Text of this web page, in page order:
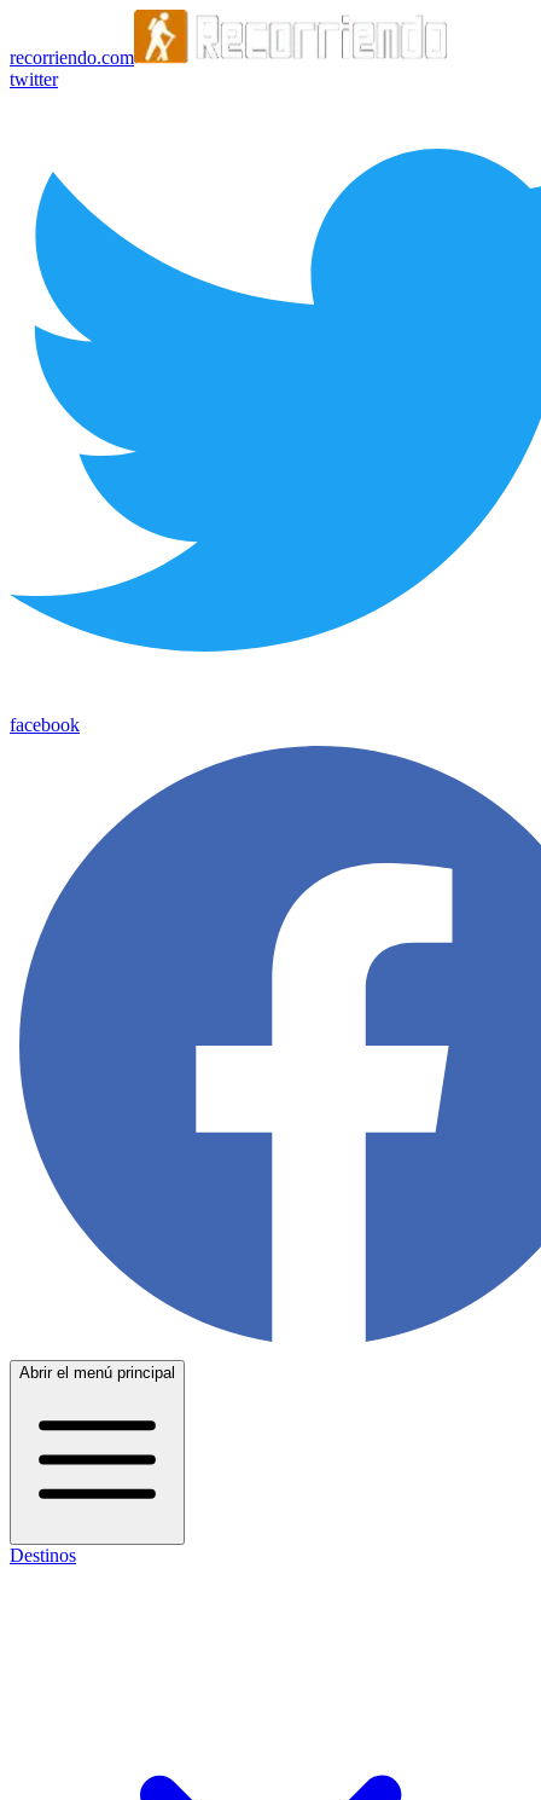
recorriendo.com
twitter
facebook
Abrir el menú principal
Destinos